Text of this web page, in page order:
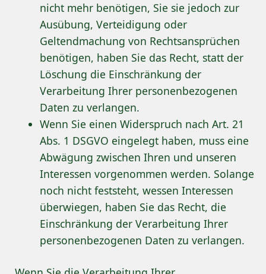
nicht mehr benötigen, Sie sie jedoch zur
Ausübung, Verteidigung oder
Geltendmachung von Rechtsansprüchen
benötigen, haben Sie das Recht, statt der
Löschung die Einschränkung der
Verarbeitung Ihrer personenbezogenen
Daten zu verlangen.
Wenn Sie einen Widerspruch nach Art. 21
Abs. 1 DSGVO eingelegt haben, muss eine
Abwägung zwischen Ihren und unseren
Interessen vorgenommen werden. Solange
noch nicht feststeht, wessen Interessen
überwiegen, haben Sie das Recht, die
Einschränkung der Verarbeitung Ihrer
personenbezogenen Daten zu verlangen.